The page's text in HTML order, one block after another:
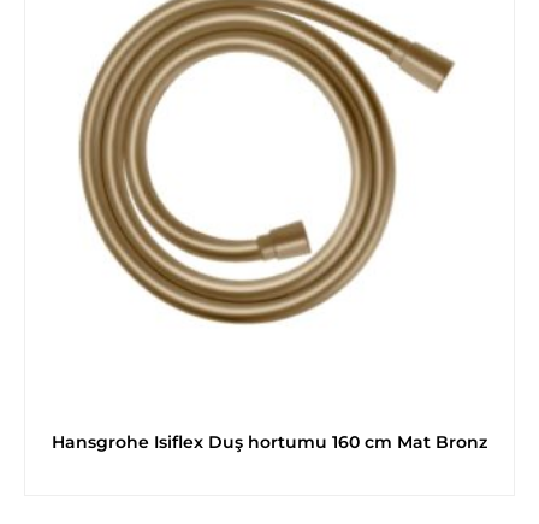
Hansgrohe Isiflex Duş hortumu 160 cm Mat Bronz